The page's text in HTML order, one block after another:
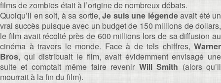
films de zombies était à l’origine de nombreux débats.
Quoiqu’il en soit, à sa sortie, Je suis une légendeavait été un
vrai succès puisque avec un budget de 150 millions de dollars,
le film avait récolté près de 600 millions lors de sa diffusion au
cinéma à travers le monde. Face à de tels chiffres, Warner
Bros, qui distribuait le film, avait évidemment envisagé une
suite et comptait même faire revenir Will Smith (alors qu’il
mourrait à la fin du film).